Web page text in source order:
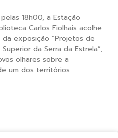
18h00, a Estação
Carlos Fiolhais acolhe
exposição “Projetos de
da Serra da Estrela”,
olhares sobre a
um dos territórios